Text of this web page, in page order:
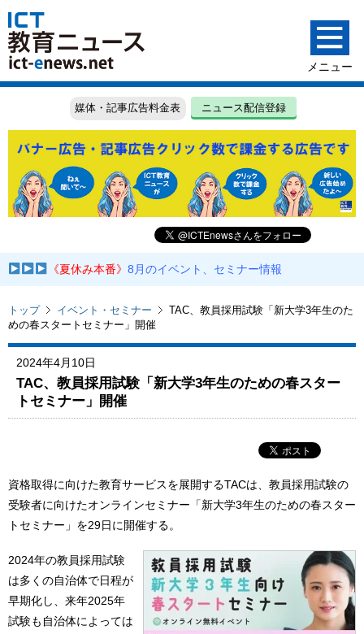
媒体・記事広告料金表 ニュース配信登録
《夏休み本番》8月のイベント、セミナー情報
トップ イベント・セミナー
TAC、教員採用試験「新大学3年生のた
めの春スタートセミナー」開催
2024年4月10日
TAC、教員採用試験「新大学3年生のための春スター
トセミナー」開催
資格取得に向けた教育サービスを展開するTACは、教員採用試験の
受験者に向けたオンラインセミナー「新大学3年生のための春スター
トセミナー」を29日に開催する。
2024年の教員採用試験
は多くの自治体で日程が
早期化し、来年2025年
試験も自治体によっては